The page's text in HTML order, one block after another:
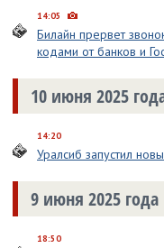
14:05
Билайн прервет
кодами от банков и
10 июня 2025
14:20
Уралсиб запустил
9 июня 2025 года
18:50